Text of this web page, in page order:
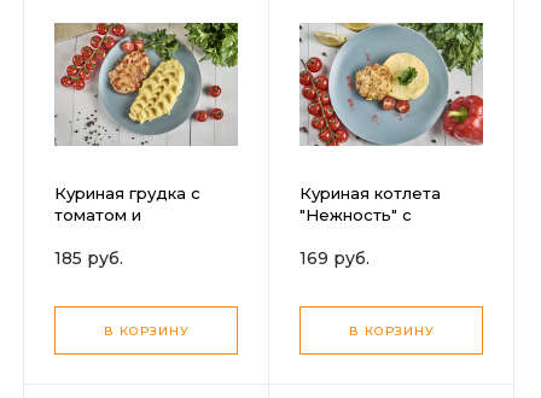
Куриная грудка с
томатом и
185 руб.
В КОРЗИНУ
Куриная котлета
"Нежность" с
169 руб.
В КОРЗИНУ